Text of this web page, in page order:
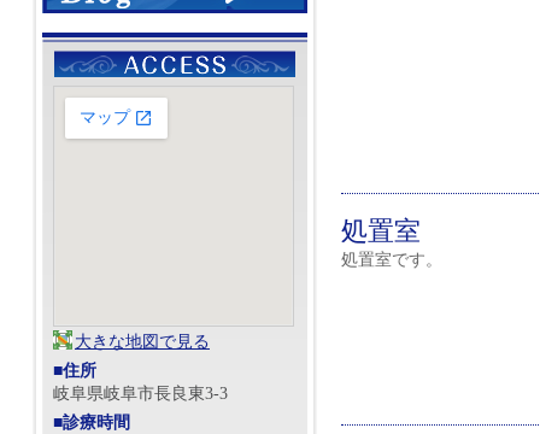
処置室
処置室です。
大きな地図で見る
■住所
岐阜県岐阜市長良東3-3
■診療時間